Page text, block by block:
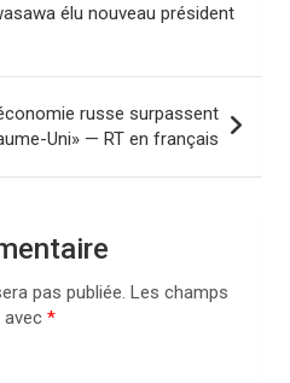
élu nouveau président
russe surpassent
Uni» — RT en français
pas publiée. Les champs
avec *